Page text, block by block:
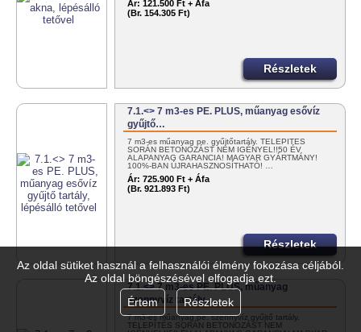
Az oldal sütiket használ a felhasználói élmény fokozása céljából.
Az oldal böngészésével elfogadja ezt.
Értem
Részletek
Ár: 121.500 Ft + Áfa
(Br. 154.305 Ft)
Részletek
7.1.<> 7 m3-es PE. PLUS, műanyag esővíz
gyűjtő…
7 m3-es műanyag pe. gyűjtőtartály. TELEPÍTÉS
SORÁN BETONOZÁST NEM IGÉNYEL!!50 ÉV
ALAPANYAG GARANCIA! MAGYAR GYÁRTMÁNY!
100%-BAN ÚJRAHASZNOSÍTHATÓ! …
Ár: 725.900 Ft + Áfa
(Br. 921.893 Ft)
Részletek
7.1.<> 7 m3-es PE. PLUS, műanyag
szennyvíz tartály,…
7 m3-es műanyag pe. szennyvíz gyűjtő tartály.
TELEPÍTÉS SORÁN BETONOZÁST NEM